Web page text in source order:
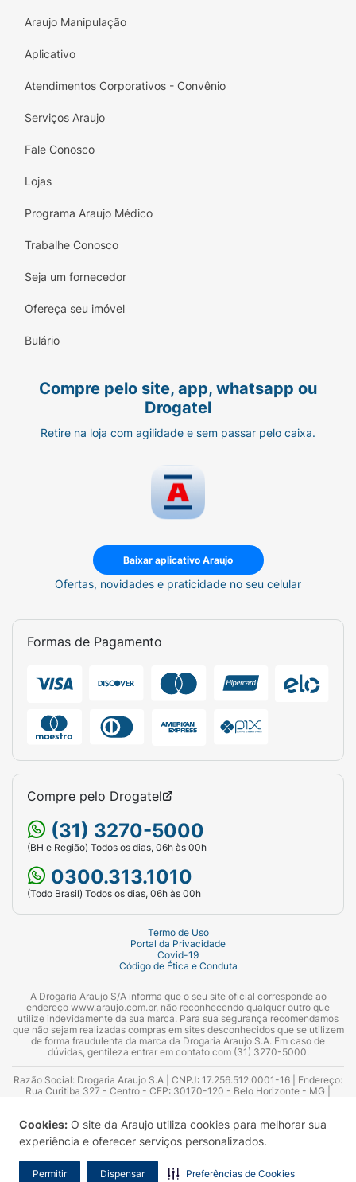
Cookies: O site da Araujo utiliza cookies para melhorar sua
experiência e oferecer serviços personalizados.
Permitir Dispensar Preferências de Cookies
Araujo Manipulação
Aplicativo
Atendimentos Corporativos - Convênio
Serviços Araujo
Fale Conosco
Lojas
Programa Araujo Médico
Trabalhe Conosco
Seja um fornecedor
Ofereça seu imóvel
Bulário
Compre pelo site, app, whatsapp ou
Drogatel
Retire na loja com agilidade e sem passar pelo caixa.
Baixar aplicativo Araujo
Ofertas, novidades e praticidade no seu celular
Formas de Pagamento
Compre pelo Drogatel
(31) 3270-5000
(BH e Região) Todos os dias, 06h às 00h
0300.313.1010
(Todo Brasil) Todos os dias, 06h às 00h
Termo de Uso
Portal da Privacidade
Covid-19
Código de Ética e Conduta
A Drogaria Araujo S/A informa que o seu site oficial corresponde ao
endereço www.araujo.com.br, não reconhecendo qualquer outro que
utilize indevidamente da sua marca. Para sua segurança recomendamos
que não sejam realizadas compras em sites desconhecidos que se utilizem
de forma fraudulenta da marca da Drogaria Araujo S.A. Em caso de
dúvidas, gentileza entrar em contato com (31) 3270-5000.
Razão Social: Drogaria Araujo S.A | CNPJ: 17.256.512.0001-16 | Endereço:
Rua Curitiba 327 - Centro - CEP: 30170-120 - Belo Horizonte - MG |
Azevedo Guimarães – CRF 10.965 | Yasmin Silva Alvarenga – CRF 52.584 -
Consultor substituto: Thiago Aguiar Pinheiro - CRF Nº 13.748. Alvará
Sanitário: 2025020713 | Autorização de Funcionamento da Empresa (AFE):